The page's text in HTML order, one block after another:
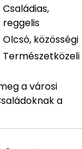
Családias,
reggelis
Olcsó, közösségi
Természetközeli
a városi
a